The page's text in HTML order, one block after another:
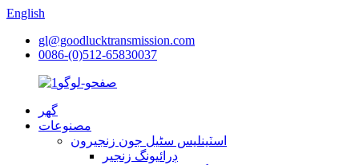
English
gl@goodlucktransmission.com
0086-(0)512-65830037
گھر
مصنوعات
اسٽينلیس سٹیل جون زنجيرون
ڊرائيونگ زنجير